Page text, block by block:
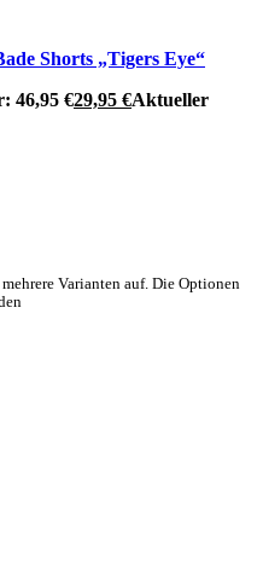
Shorts „Tigers Eye“
46,95 €29,95 €Aktueller
Varianten auf. Die Optionen